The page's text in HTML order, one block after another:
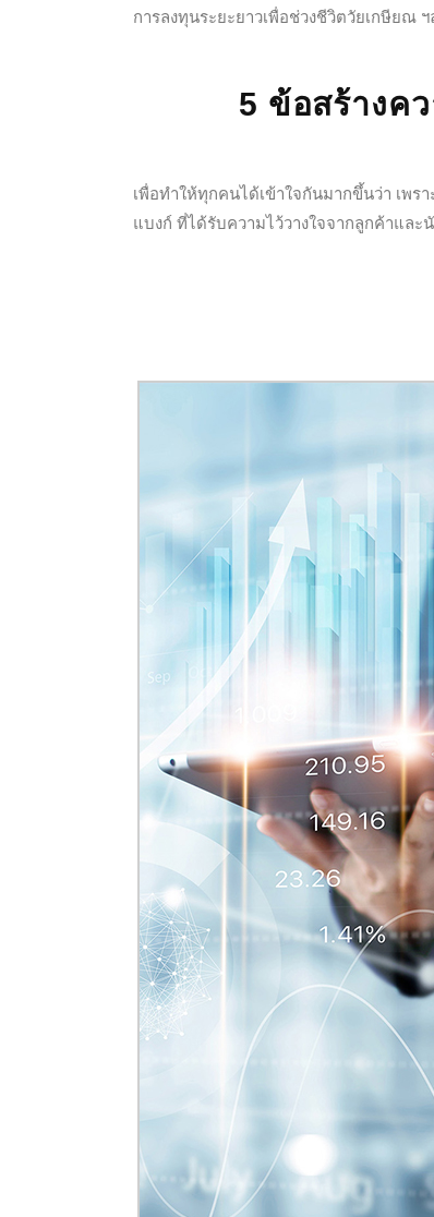
การลงทุนระยะยาวเพื่อช่วงชีวิตวัยเกษียณ
5 ข้อสร้างค
เพื่อทำให้ทุกคนได้เข้าใจกันมากขึ้นว่า เพร
แบงก์ ที่ได้รับความไว้วางใจจากลูกค้าแล